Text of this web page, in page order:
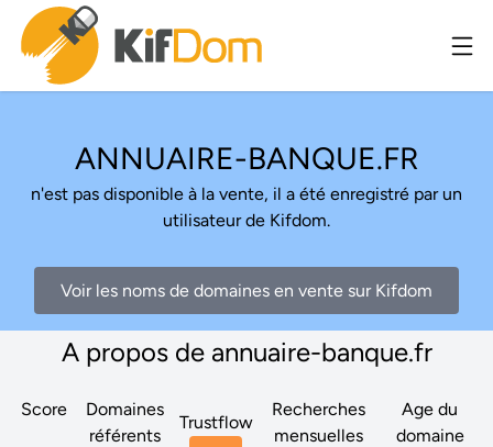
ANNUAIRE-BANQUE.FR
n'est pas disponible à la vente, il a été enregistré par un
utilisateur de Kifdom.
Voir les noms de domaines en vente sur Kifdom
A propos de annuaire-banque.fr
Score
Domaines
référents
Trustflow
Recherches
mensuelles
Age du
domaine